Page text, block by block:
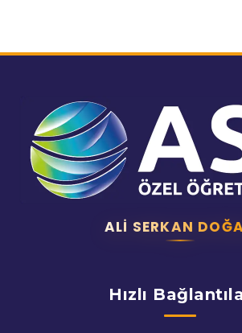
ALI SERKAN
Hızlı